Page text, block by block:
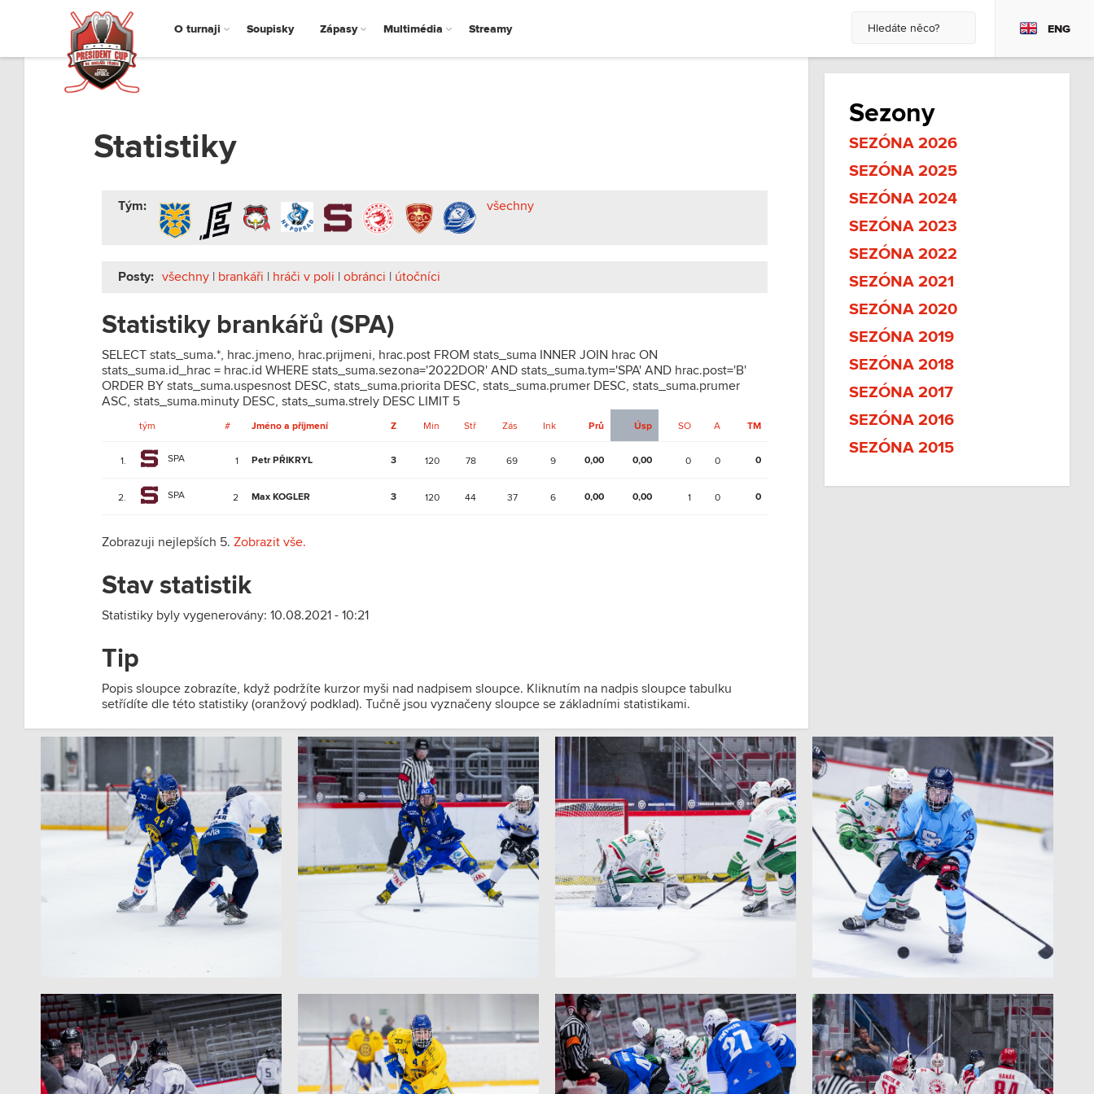
O turnaji Soupisky Zápasy Multimédia Streamy ENG
Statistiky
Tým: všechny
Posty: všechny | brankáři | hráči v poli | obránci | útočníci
Statistiky brankářů (SPA)
SELECT stats_suma.*, hrac.jmeno, hrac.prijmeni, hrac.post FROM stats_suma INNER JOIN hrac ON
stats_suma.id_hrac = hrac.id WHERE stats_suma.sezona='2022DOR' AND stats_suma.tym='SPA' AND hrac.post='B'
ORDER BY stats_suma.uspesnost DESC, stats_suma.priorita DESC, stats_suma.prumer DESC, stats_suma.prumer
ASC, stats_suma.minuty DESC, stats_suma.strely DESC LIMIT 5
tým # Jméno a příjmení Z Min Stř Zás Ink Prů Úsp SO A TM
1. SPA 1 Petr PŘIKRYL 3 120 78 69 9 0,00 0,00 0 0 0
2. SPA 2 Max KOGLER 3 120 44 37 6 0,00 0,00 1 0 0
Zobrazuji nejlepších 5. Zobrazit vše.
Stav statistik
Statistiky byly vygenerovány: 10.08.2021 - 10:21
Tip
Popis sloupce zobrazíte, když podržíte kurzor myši nad nadpisem sloupce. Kliknutím na nadpis sloupce tabulku
setřídíte dle této statistiky (oranžový podklad). Tučně jsou vyznačeny sloupce se základními statistikami.
Sezony
SEZÓNA 2026
SEZÓNA 2025
SEZÓNA 2024
SEZÓNA 2023
SEZÓNA 2022
SEZÓNA 2021
SEZÓNA 2020
SEZÓNA 2019
SEZÓNA 2018
SEZÓNA 2017
SEZÓNA 2016
SEZÓNA 2015